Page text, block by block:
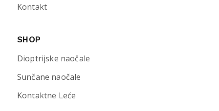
Kontakt
SHOP
Dioptrijske naočale
Sunčane naočale
Kontaktne Leće